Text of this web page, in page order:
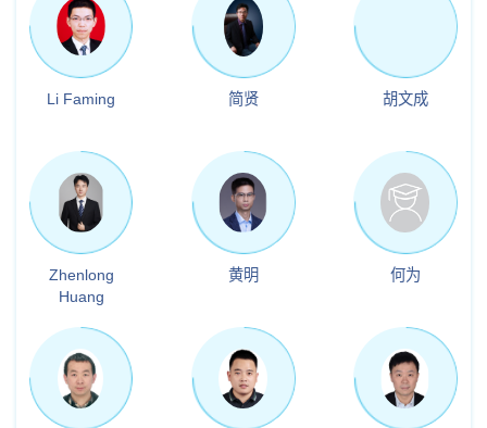
Li Faming 简贤 胡文成
Zhenlong
Huang
黄明 何为